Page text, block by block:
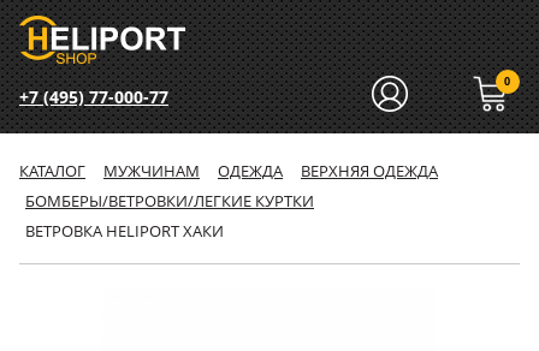
+7 (495) 77-000-77
0
КАТАЛОГ МУЖЧИНАМ ОДЕЖДА
ВЕРХНЯЯ ОДЕЖДА
БОМБЕРЫ/ВЕТРОВКИ/ЛЕГКИЕ КУРТКИ
ВЕТРОВКА HELIPORT ХАКИ